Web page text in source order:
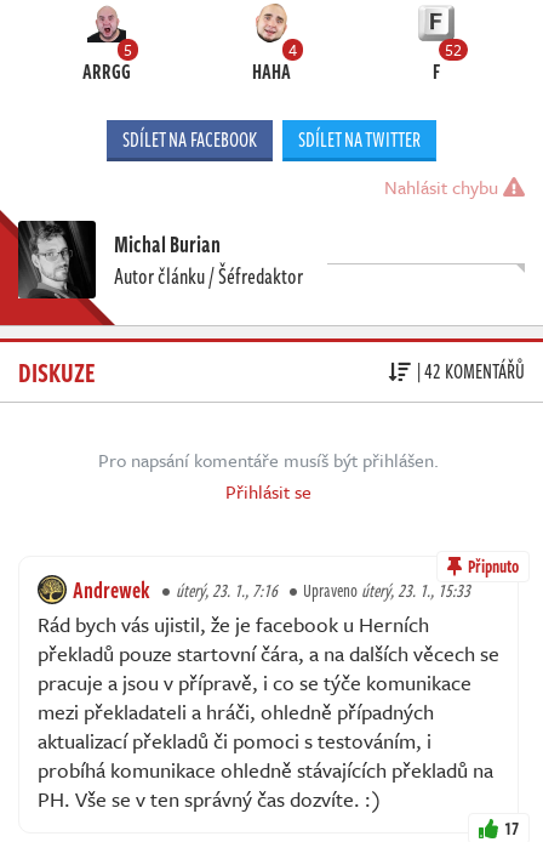
5
ARRGG
4
HAHA
52
F
SDÍLET NA FACEBOOK SDÍLET NA TWITTER
Nahlásit chybu
Michal Burian
Autor článku / Šéfredaktor
DISKUZE | 42 KOMENTÁŘŮ
Pro napsání komentáře musíš být přihlášen.
Přihlásit se
Připnuto
Andrewek úterý, 23. 1., 7:16 Upravenoúterý, 23. 1., 15:33
Rád bych vás ujistil, že je facebook u Herních
překladů pouze startovní čára, a na dalších věcech se
pracuje a jsou v přípravě, i co se týče komunikace
mezi překladateli a hráči, ohledně případných
aktualizací překladů či pomoci s testováním, i
probíhá komunikace ohledně stávajících překladů na
PH. Vše se v ten správný čas dozvíte. :)
17